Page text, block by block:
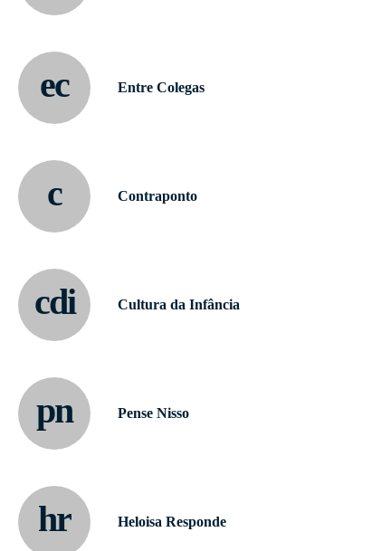
ec Entre Colegas
c Contraponto
cdi Cultura da Infância
pn Pense Nisso
hr Heloisa Responde